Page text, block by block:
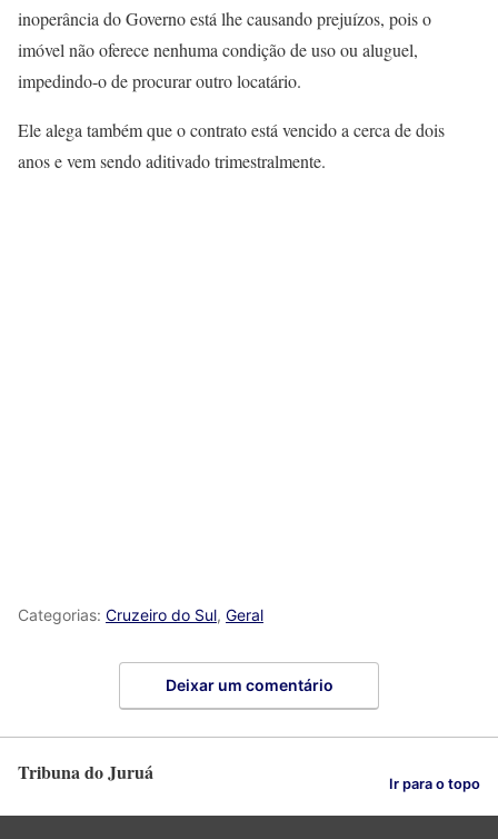
inoperância do Governo está lhe causando prejuízos, pois o
imóvel não oferece nenhuma condição de uso ou aluguel,
impedindo-o de procurar outro locatário.
Ele alega também que o contrato está vencido a cerca de dois
anos e vem sendo aditivado trimestralmente.
Categorias: Cruzeiro do Sul, Geral
Deixar um comentário
Tribuna do Juruá Ir para o topo